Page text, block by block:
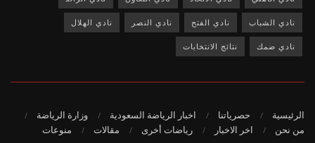
نادي الشباب نادي الفتح نادي النصر نادي الهلال
نادي ضمك نتائج الانتخابات
الرئيسية حصرياتنا اخبار الرياضة السعودية
وزارة الرياضة
من نحن
اخر الاخبار رياضات أخرى مقالات منوعات